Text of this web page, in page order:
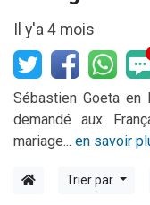
Il y'a 4 mois
Sébastien Goeta
demandé aux
mariage... en savoir
Trier par